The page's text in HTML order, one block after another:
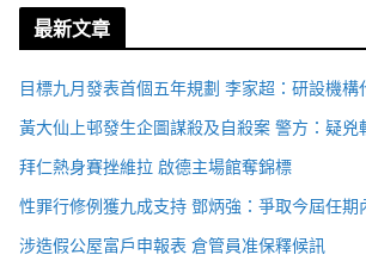
最新文章
目標九月發表首個五年規劃 李家超：研設機構
黃大仙上邨發生企圖謀殺及自殺案 警方：疑兇
拜仁熱身賽挫維拉 啟德主場館奪錦標
性罪行修例獲九成支持 鄧炳強：爭取今屆任期
涉造假公屋富戶申報表 倉管員准保釋候訊